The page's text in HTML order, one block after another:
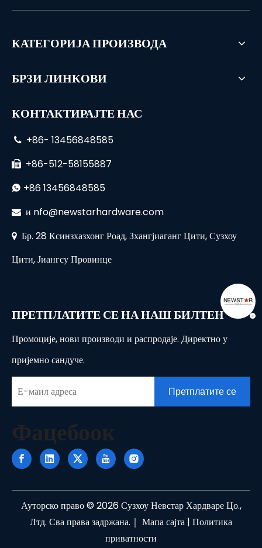
КАТЕГОРИЈА ПРОИЗВОДА
БРЗИ ЛИНКОВИ
КОНТАКТИРАЈТЕ НАС
 +86- 13456848585
 +86-512-58155887
 +86 13456848585
 и nfo@newstarhardware.com
 Бр. 28 Ксинзхазхонг Роад, Зхангјиаганг Цити, Сузхоу
Цити, Јиангсу Провинце
ПРЕТПЛАТИТЕ СЕ НА НАШ БИЛТЕН
Промоције, нови производи и распродаје. Директно у
пријемно сандуче.
Претплатите се
Фацебоок
Ауторско право © 2026Сузхоу Невстар Хардваре Цо.,
Лтд. Сва права задржана.｜ Мапа сајта | Политика
приватности